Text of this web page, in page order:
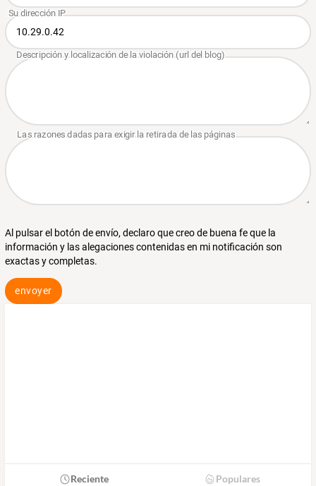
Al pulsar el botón de envío, declaro que creo de buena fe que la
información y las alegaciones contenidas en mi notificación son
exactas y completas.
envoyer
Reciente Populares